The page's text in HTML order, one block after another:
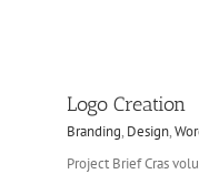
Logo Creation
Branding, Design,
Project Brief Cras